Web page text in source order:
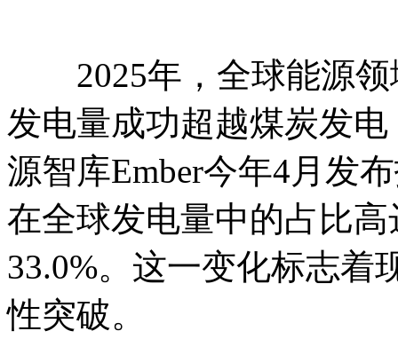
2025年，全球能源领
发电量成功超越煤炭发
源智库Ember今年4月发
在全球发电量中的占比
33.0%。这一变化标志着
性突破。